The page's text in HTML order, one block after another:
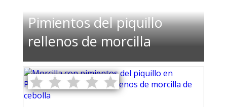
Pimientos del piquillo
rellenos de morcilla